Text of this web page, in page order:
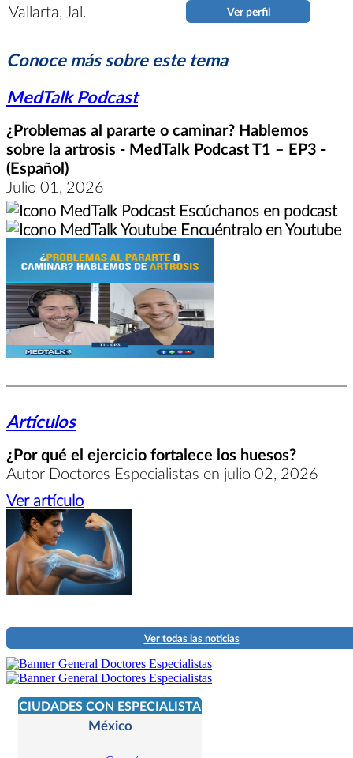
Vallarta, Jal. Ver perfil
Conoce más sobre este tema
MedTalk Podcast
¿Problemas al pararte o caminar? Hablemos
sobre la artrosis - MedTalk Podcast T1 – EP3 -
(Español)
Julio 01, 2026
Escúchanos en podcast
Encuéntralo en Youtube
Artículos
¿Por qué el ejercicio fortalece los huesos?
Autor Doctores Especialistas en julio 02, 2026
Ver artículo
Ver todas las noticias
CIUDADES CON ESPECIALISTA
México